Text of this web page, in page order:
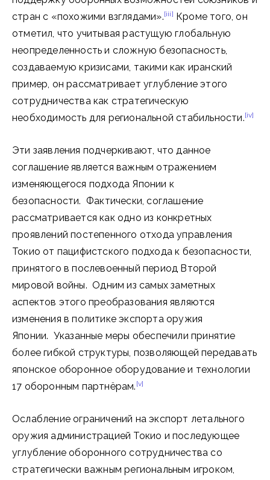
стран с «похожими взглядами».[iii] Кроме того, он
отметил, что учитывая растущую глобальную
неопределенность и сложную безопасность,
создаваемую кризисами, такими как иранский
пример, он рассматривает углубление этого
сотрудничества как стратегическую
необходимость для региональной стабильности.[iv]
Эти заявления подчеркивают, что данное
соглашение является важным отражением
изменяющегося подхода Японии к
безопасности. Фактически, соглашение
рассматривается как одно из конкретных
проявлений постепенного отхода управления
Токио от пацифистского подхода к безопасности,
принятого в послевоенный период Второй
мировой войны. Одним из самых заметных
аспектов этого преобразования являются
изменения в политике экспорта оружия
Японии. Указанные меры обеспечили принятие
более гибкой структуры, позволяющей передавать
японское оборонное оборудование и технологии
17 оборонным партнёрам. [v]
Ослабление ограничений на экспорт летального
оружия администрацией Токио и последующее
углубление оборонного сотрудничества со
стратегически важным региональным игроком,